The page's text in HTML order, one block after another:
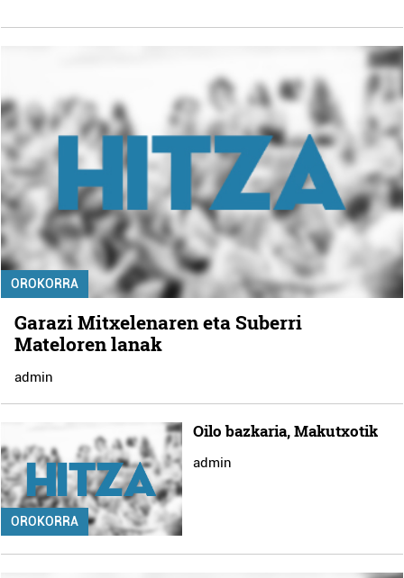
OROKORRA
Garazi Mitxelenaren eta Suberri
Mateloren lanak
admin
OROKORRA
Oilo bazkaria, Makutxotik
admin